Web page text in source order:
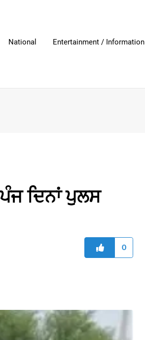
National Entertainment / Information
ਦਿਨਾਂ ਪੁਲਸ
0